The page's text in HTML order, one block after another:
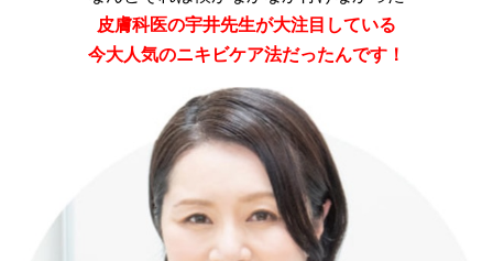
皮膚科医の宇井先生が大注目している
今大人気のニキビケア法だったんです！